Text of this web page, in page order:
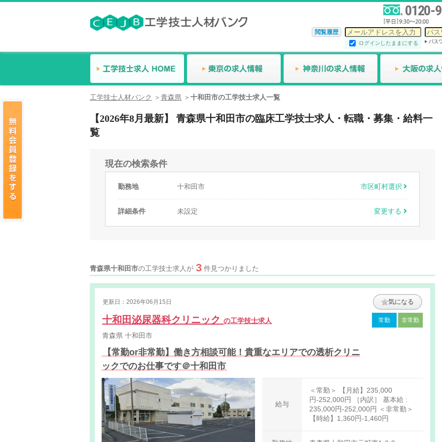
0120-
閲覧履歴
ログインしたままにする
工学技士人材バンク 青森県 十和田市の工学技士求人一覧
【2026年8月最新】 青森県十和田市の臨床工学技士求人・転職・募集・給料一
覧
現在の検索条件
勤務地 十和田市 市区町村選択
詳細条件 未設定 変更する
青森県十和田市の工学技士求人が 3 件見つかりました
更新日：2026年06月15日 気になる
十和田泌尿器科クリニック の工学技士求人 常勤 非常勤
青森県 十和田市
【常勤or非常勤】働き方相談可能！貴重なエリアでの透析クリニ
ックでのお仕事です＠十和田市
給与
＜常勤＞ 【月給】235,000
円-252,000円 ［内訳］ 基本給 :
235,000円-252,000円 ＜非常勤＞
【時給】1,360円-1,460円